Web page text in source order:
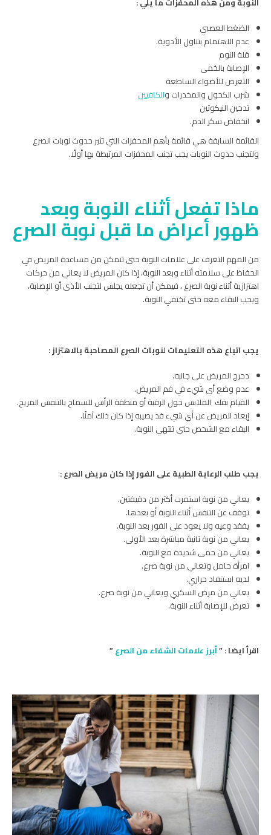
الضغط العصبي
عدم الاهتمام بتناول الأدوية.
قلة النوم
الإصابة بالحُمى
التعرض للأضواء الساطعة
شرب الكحول والمخدرات والكافيين
تدخين النيكوتين
انخفاض سكر الدم.
القائمة السابقة هي قائمة بأهم المحفزات التي تثير حدوث نوبات الصرع
ولتجنب حدوث النوبات يجب تجنب المحفزات المرتبطة بها أولًا.
ماذا تفعل أثناء النوبة وبعد
ظهور أعراض ما قبل نوبة الصرع
من المهم التعرف على علامات النوبة حتى تتمكن من مساعدة المريض في
الحفاظ على سلامته أثناء وبعد النوبة، إذا كان المريض لا يعاني من حركات
اهتزازية أثناء نوبة الصرع ، فيمكن أن تجعله يجلس لتجنب الأذى أو الإصابة،
ويجب البقاء معه حتى تختفي النوبة.
يجب اتباع هذه التعليمات لنوبات الصرع المصاحبة بالاهتزاز :
دحرج المريض على جانبه.
عدم وضع أي شيء في فم المريض.
القيام بفك الملابس حول الرقبة أو منطقة الرأس للسماح بالتنفس المريح.
إبعاد المريض عن أي شيء قد يصيبه إذا كان ذلك آمنًا.
البقاء مع الشخص حتى تنتهي النوبة.
يجب طلب الرعاية الطبية على الفور إذا كان مريض الصرع :
يعاني من نوبة استمرت أكثر من دقيقتين.
توقف عن التنفس أثناء النوبة أو بعدها.
يفقد وعيه ولا يعود على الفور بعد النوبة.
يعاني من نوبة ثانية مباشرة بعد الأولى.
يعاني من حمى شديدة مع النوبة.
امرأة حامل وتعاني من نوبة صرع.
لديه استنفاد حراري.
يعاني من مرض السكري ويعاني من نوبة صرع.
تعرض للإصابة أثناء النوبة.
اقرأ ايضا : ”أبرز علامات الشفاء من الصرع”